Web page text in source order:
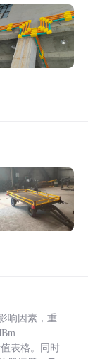
响因素，重
表格。同时